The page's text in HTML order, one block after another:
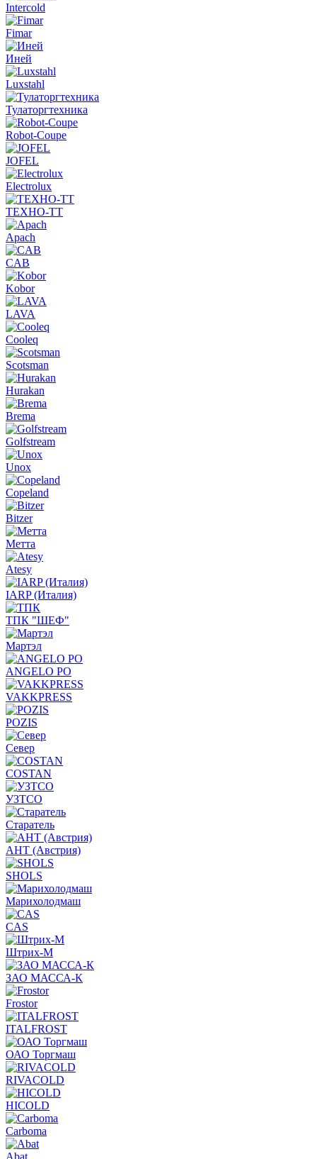
Intercold
Fimar
Иней
Luxstahl
Тулаторгтехника
Robot-Coupe
JOFEL
Electrolux
ТЕХНО-ТТ
Apach
CAB
Kobor
LAVA
Cooleq
Scotsman
Hurakan
Brema
Golfstream
Unox
Copeland
Bitzer
Метта
Atesy
IARP (Италия)
ТПК "ШЕФ"
Мартэл
ANGELO PO
VAKKPRESS
POZIS
Север
COSTAN
УЗТСО
Старатель
АНТ (Австрия)
SHOLS
Марихолодмаш
CAS
Штрих-М
ЗАО МАССА-К
Frostor
ITALFROST
ОАО Торгмаш
RIVACOLD
HICOLD
Carboma
Abat